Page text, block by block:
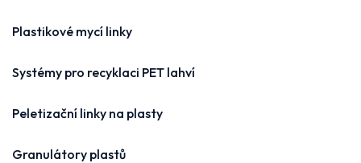
Plastikové mycí linky
Systémy pro recyklaci PET lahví
Peletizační linky na plasty
Granulátory plastů